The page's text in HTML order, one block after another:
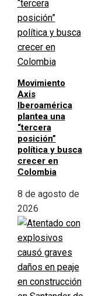
Movimiento
Axis
Iberoamérica
plantea una
“tercera
posición”
política y busca
crecer en
Colombia
8 de agosto de
2026